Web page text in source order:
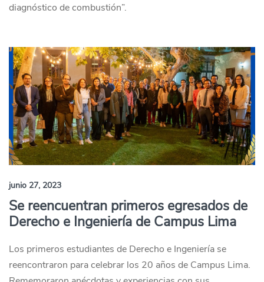
diagnóstico de combustión”.
junio 27, 2023
Se reencuentran primeros egresados de
Derecho e Ingeniería de Campus Lima
Los primeros estudiantes de Derecho e Ingeniería se
reencontraron para celebrar los 20 años de Campus Lima.